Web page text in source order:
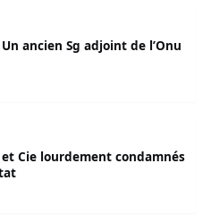
Cie lourdement condamnés